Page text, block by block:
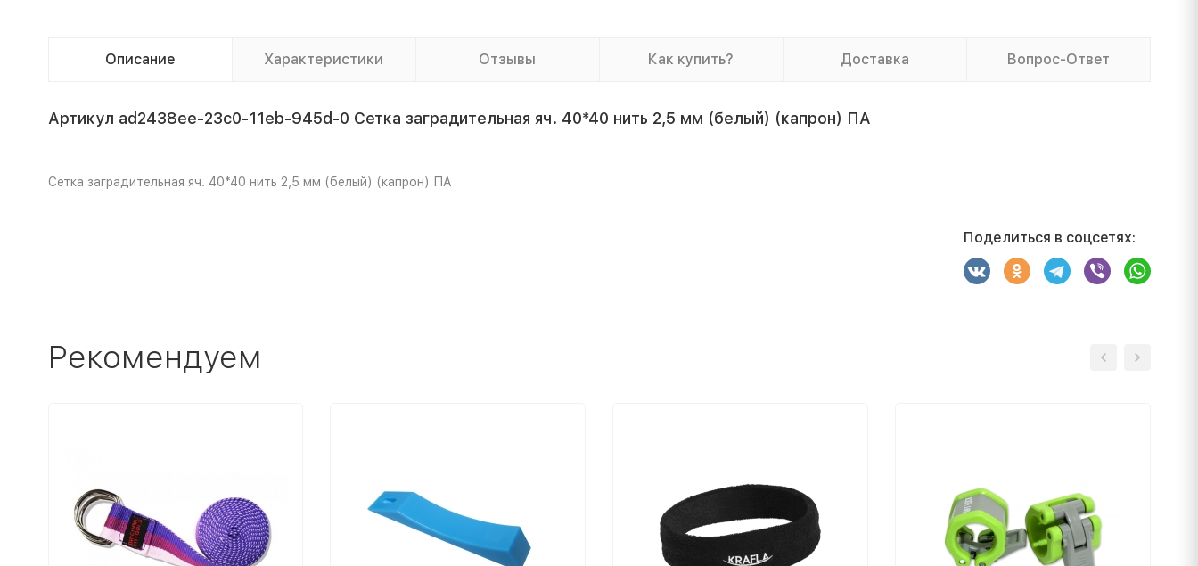
Описание Характеристики Отзывы Как купить? Доставка Вопрос-Ответ
Артикул ad2438ee-23c0-11eb-945d-0 Сетка заградительная яч. 40*40 нить 2,5 мм (белый) (капрон) ПА
Сетка заградительная яч. 40*40 нить 2,5 мм (белый) (капрон) ПА
Поделиться в соцсетях:
Рекомендуем